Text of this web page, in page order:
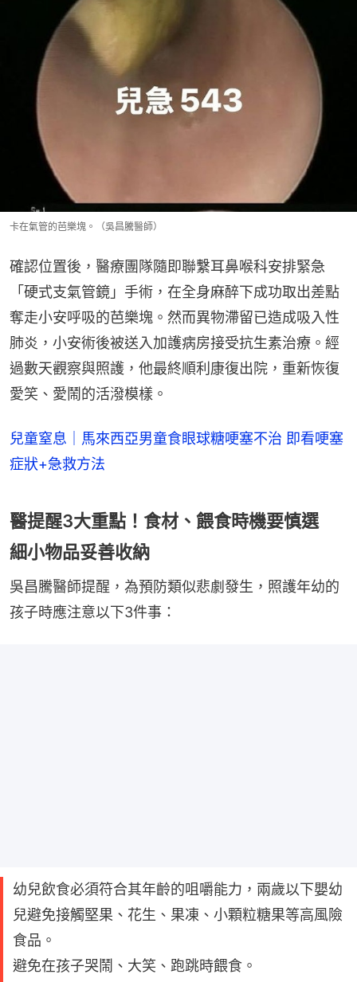
卡在氣管的芭樂塊。（吳昌騰醫師）
確認位置後，醫療團隊隨即聯繫耳鼻喉科安排緊急
「硬式支氣管鏡」手術，在全身麻醉下成功取出差點
奪走小安呼吸的芭樂塊。然而異物滯留已造成吸入性
肺炎，小安術後被送入加護病房接受抗生素治療。經
過數天觀察與照護，他最終順利康復出院，重新恢復
愛笑、愛鬧的活潑模樣。
兒童窒息｜馬來西亞男童食眼球糖哽塞不治 即看哽塞
症狀+急救方法
醫提醒3大重點！食材、餵食時機要慎選
細小物品妥善收納
吳昌騰醫師提醒，為預防類似悲劇發生，照護年幼的
孩子時應注意以下3件事：
幼兒飲食必須符合其年齡的咀嚼能力，兩歲以下嬰幼
兒避免接觸堅果、花生、果凍、小顆粒糖果等高風險
食品。
避免在孩子哭鬧、大笑、跑跳時餵食。